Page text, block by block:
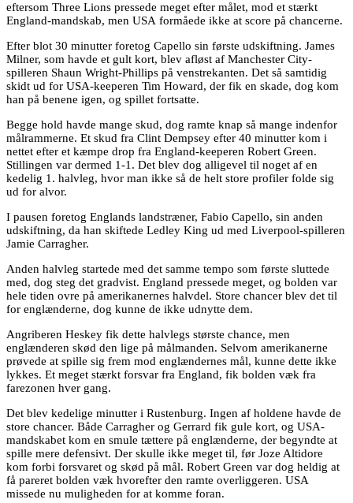
eftersom Three Lions pressede meget efter målet, mod et stærkt
England-mandskab, men USA formåede ikke at score på chancerne.
Efter blot 30 minutter foretog Capello sin første udskiftning. James
Milner, som havde et gult kort, blev afløst af Manchester City-
spilleren Shaun Wright-Phillips på venstrekanten. Det så samtidig
skidt ud for USA-keeperen Tim Howard, der fik en skade, dog kom
han på benene igen, og spillet fortsatte.
Begge hold havde mange skud, dog ramte knap så mange indenfor
målrammerne. Et skud fra Clint Dempsey efter 40 minutter kom i
nettet efter et kæmpe drop fra England-keeperen Robert Green.
Stillingen var dermed 1-1. Det blev dog alligevel til noget af en
kedelig 1. halvleg, hvor man ikke så de helt store profiler folde sig
ud for alvor.
I pausen foretog Englands landstræner, Fabio Capello, sin anden
udskiftning, da han skiftede Ledley King ud med Liverpool-spilleren
Jamie Carragher.
Anden halvleg startede med det samme tempo som første sluttede
med, dog steg det gradvist. England pressede meget, og bolden var
hele tiden ovre på amerikanernes halvdel. Store chancer blev det til
for englænderne, dog kunne de ikke udnytte dem.
Angriberen Heskey fik dette halvlegs største chance, men
englænderen skød den lige på målmanden. Selvom amerikanerne
prøvede at spille sig frem mod englændernes mål, kunne dette ikke
lykkes. Et meget stærkt forsvar fra England, fik bolden væk fra
farezonen hver gang.
Det blev kedelige minutter i Rustenburg. Ingen af holdene havde de
store chancer. Både Carragher og Gerrard fik gule kort, og USA-
mandskabet kom en smule tættere på englænderne, der begyndte at
spille mere defensivt. Der skulle ikke meget til, før Joze Altidore
kom forbi forsvaret og skød på mål. Robert Green var dog heldig at
få pareret bolden væk hvorefter den ramte overliggeren. USA
missede nu muligheden for at komme foran.